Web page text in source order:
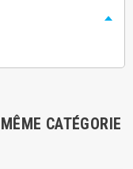
CATÉGORIE